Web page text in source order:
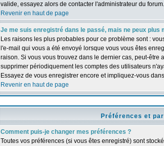
valide, essayez alors de contacter l'administrateur du forum.
Revenir en haut de page
Je me suis enregistré dans le passé, mais ne peux plus
Les raisons les plus probables pour ce problème sont :
l'e-mail qui vous a été envoyé lorsque vous vous êtes
raison. Si vous vous trouvez dans le dernier cas, peut-
supprimer périodiquement les comptes des utilisateurs
Essayez de vous enregistrer encore et impliquez-vous
Revenir en haut de page
Préférences et
Comment puis-je changer mes préférences ?
Toutes vos préférences (si vous êtes enregistré) sont